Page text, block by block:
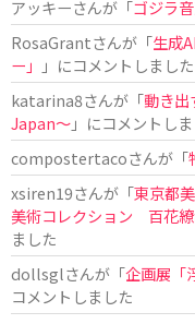
アッキーさんが「ゴジラ
RosaGrantさんが「生成
ー」
」にコメントしました
katarina8さんが「動き
Japan〜」にコメントし
compostertacoさんが「
xsiren19さんが「東京都
美術コレクション 百花
ました
dollsglさんが「企画展「
コメントしました